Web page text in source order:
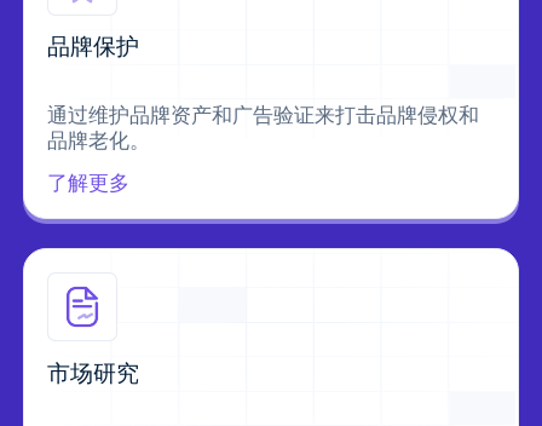
品牌保护
通过维护品牌资产和广告验证来打击品牌侵权和
品牌老化。
了解更多
市场研究